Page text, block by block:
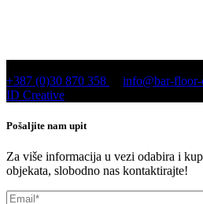
+387 (0)30 870 358 info@bar-
ID Creative
Pošaljite nam upit
Za više informacija u vezi odabira i
objekata, slobodno nas kontaktirajte!